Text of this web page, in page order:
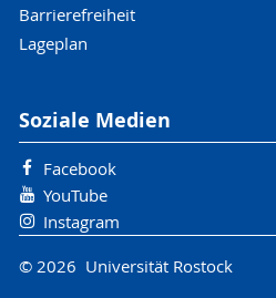
Barrierefreiheit
Lageplan
Soziale Medien
Facebook
YouTube
Instagram
© 2026 Universität Rostock